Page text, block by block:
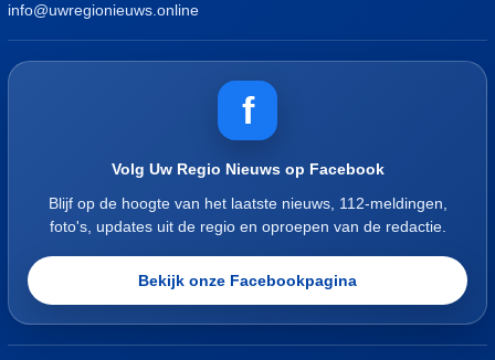
info@uwregionieuws.online
f
Volg Uw Regio Nieuws op Facebook
Blijf op de hoogte van het laatste nieuws, 112-meldingen,
foto's, updates uit de regio en oproepen van de redactie.
Bekijk onze Facebookpagina